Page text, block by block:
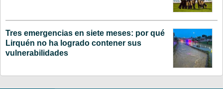
Tres emergencias en siete meses: por qué
Lirquén no ha logrado contener sus
vulnerabilidades